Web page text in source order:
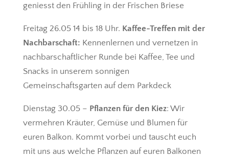
geniesst den Frühling in der Frischen Briese
Freitag 26.05 14 bis 18 Uhr. Kaffee-Treffen mit der
Nachbarschaft: Kennenlernen und vernetzen in
nachbarschaftlicher Runde bei Kaffee, Tee und
Snacks in unserem sonnigen
Gemeinschaftsgarten auf dem Parkdeck
Dienstag 30.05 – Pflanzen für den Kiez: Wir
vermehren Kräuter, Gemüse und Blumen für
euren Balkon. Kommt vorbei und tauscht euch
mit uns aus welche Pflanzen auf euren Balkonen